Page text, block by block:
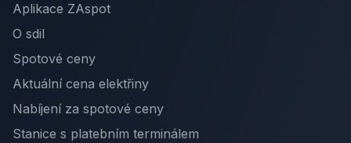
Aplikace ZAspot
O sdil
Spotové ceny
Aktuální cena elektřiny
Nabíjení za spotové ceny
Stanice s platebním terminálem